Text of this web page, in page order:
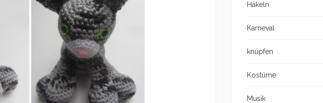
Häkeln
Karneval
knüpfen
Kostüme
Musik